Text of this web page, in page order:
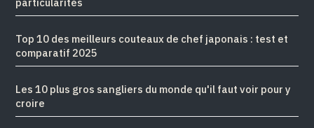
Top 10 des meilleurs couteaux de chef japonais : test et
comparatif 2025
Les 10 plus gros sangliers du monde qu'il faut voir pour y
croire